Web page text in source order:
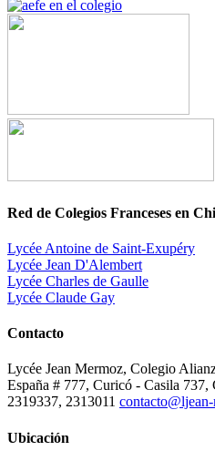
Red de Colegios Franceses en
Lycée Antoine de Saint-Exupéry
Lycée Jean D'Alembert
Lycée Charles de Gaulle
Lycée Claude Gay
Contacto
Lycée Jean Mermoz, Colegio
España # 777, Curicó - Casila
2319337, 2313011
Ubicación